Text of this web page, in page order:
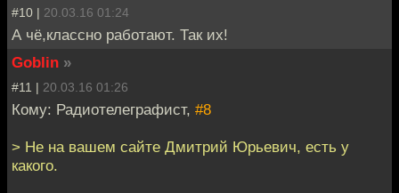
#10 | 20.03.16 01:24
А чё,классно работают. Так их!
Goblin »
#11 | 20.03.16 01:26
Кому: Радиотелеграфист, #8
> Не на вашем сайте Дмитрий Юрьевич, есть у
какого.